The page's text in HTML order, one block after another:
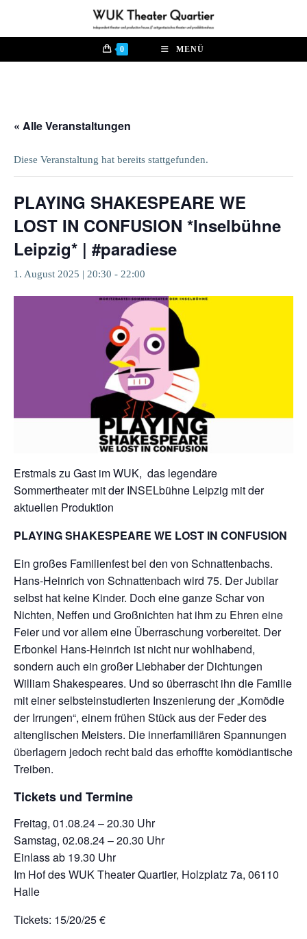
springen
0 MENÜ
« Alle Veranstaltungen
Diese Veranstaltung hat bereits stattgefunden.
PLAYING SHAKESPEARE WE
LOST IN CONFUSION *Inselbühne
Leipzig* | #paradiese
1. August 2025 | 20:30 - 22:00
Erstmals zu Gast im WUK, das legendäre
Sommertheater mit der INSELbühne Leipzig mit der
aktuellen Produktion
PLAYING SHAKESPEARE WE LOST IN CONFUSION
Ein großes Familienfest bei den von Schnattenbachs.
Hans-Heinrich von Schnattenbach wird 75. Der Jubilar
selbst hat keine Kinder. Doch eine ganze Schar von
Nichten, Neffen und Großnichten hat ihm zu Ehren eine
Feier und vor allem eine Überraschung vorbereitet. Der
Erbonkel Hans-Heinrich ist nicht nur wohlhabend,
sondern auch ein großer Liebhaber der Dichtungen
William Shakespeares. Und so überrascht ihn die Familie
mit einer selbsteinstudierten Inszenierung der „Komödie
der Irrungen“, einem frühen Stück aus der Feder des
altenglischen Meisters. Die innerfamiliären Spannungen
überlagern jedoch recht bald das erhoffte komödiantische
Treiben.
Tickets und Termine
Freitag, 01.08.24 – 20.30 Uhr
Samstag, 02.08.24 – 20.30 Uhr
Einlass ab 19.30 Uhr
Im Hof des WUK Theater Quartier, Holzplatz 7a, 06110
Halle
Tickets: 15/20/25 €